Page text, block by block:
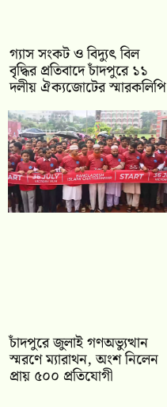
গ্যাস সংকট ও বিদ্যুৎ বিল
বৃদ্ধির প্রতিবাদে চাঁদপুরে ১১
দলীয় ঐক্যজোটের স্মারকলিপি
চাঁদপুরে জুলাই গণঅভ্যুত্থান
স্মরণে ম্যারাথন, অংশ নিলেন
প্রায় ৫০০ প্রতিযোগী